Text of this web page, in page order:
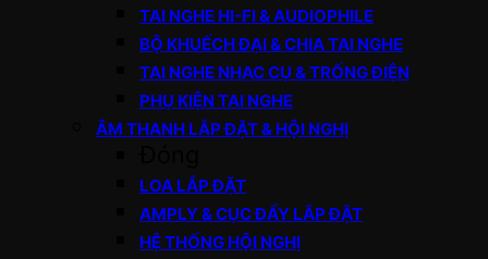
TAI NGHE HI-FI & AUDIOPHILE
BỘ KHUẾCH ĐẠI & CHIA TAI NGHE
TAI NGHE NHẠC CỤ & TRỐNG ĐIỆN
PHỤ KIỆN TAI NGHE
ÂM THANH LẮP ĐẶT & HỘI NGHỊ
LOA LẮP ĐẶT
AMPLY & CỤC ĐẨY LẮP ĐẶT
HỆ THỐNG HỘI NGHỊ